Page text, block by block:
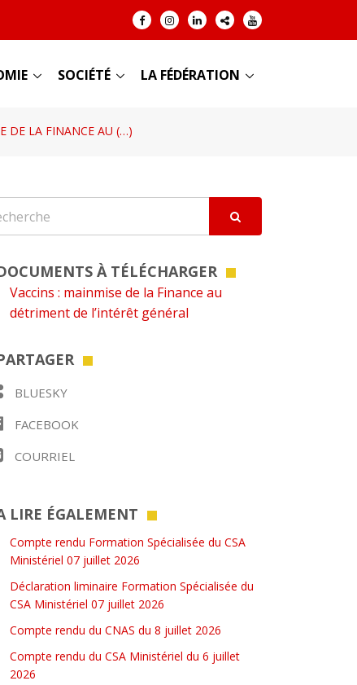
SOCIÉTÉ LA FÉDÉRATION
DE LA FINANCE AU (…)
À TÉLÉCHARGER
Vaccins : mainmise de la Finance au
détriment de l’intérêt général
BLUESKY
FACEBOOK
COURRIEL
LIRE ÉGALEMENT
Compte rendu Formation Spécialisée du CSA
Ministériel 07 juillet 2026
Déclaration liminaire Formation Spécialisée du
CSA Ministériel 07 juillet 2026
Compte rendu du CNAS du 8 juillet 2026
Compte rendu du CSA Ministériel du 6 juillet
2026